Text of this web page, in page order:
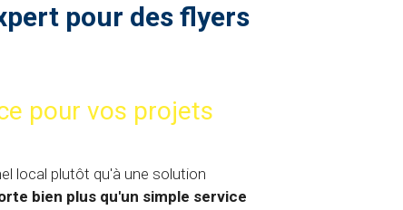
pour des flyers
pour vos projets
local plutôt qu'à une solution
bien plus qu'un simple service